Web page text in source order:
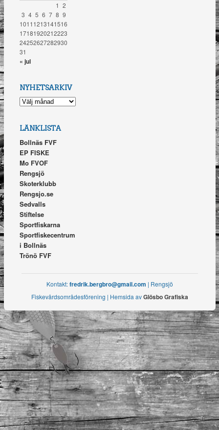
1 2
3 4 5 6 7 8 9
10111213141516
17181920212223
24252627282930
31
« jul
NYHETSARKIV
NYHETSARKIV
LÄNKLISTA
Bollnäs FVF
EP FISKE
Mo FVOF
Rengsjö
Skoterklubb
Rengsjo.se
Sedvalls
Stiftelse
Sportfiskarna
Sportfiskecentrum
i Bollnäs
Trönö FVF
Kontakt:fredrik.bergbro@gmail.com | Rengsjö
Fiskevårdsområdesförening | Hemsida avGlösbo Grafiska